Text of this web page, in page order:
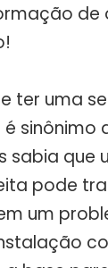
de
ter uma
sinônimo
sabia que
pode
um